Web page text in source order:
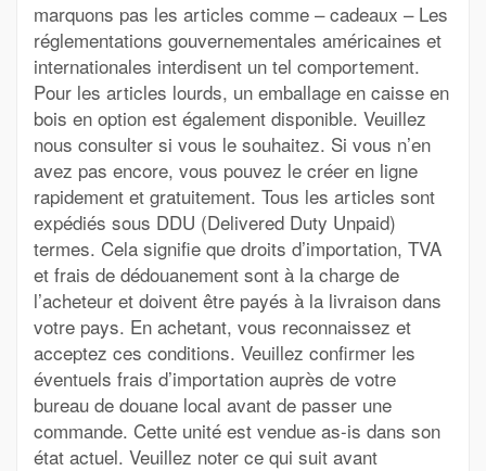
marquons pas les articles comme – cadeaux – Les
réglementations gouvernementales américaines et
internationales interdisent un tel comportement.
Pour les articles lourds, un emballage en caisse en
bois en option est également disponible. Veuillez
nous consulter si vous le souhaitez. Si vous n’en
avez pas encore, vous pouvez le créer en ligne
rapidement et gratuitement. Tous les articles sont
expédiés sous DDU (Delivered Duty Unpaid)
termes. Cela signifie que droits d’importation, TVA
et frais de dédouanement sont à la charge de
l’acheteur et doivent être payés à la livraison dans
votre pays. En achetant, vous reconnaissez et
acceptez ces conditions. Veuillez confirmer les
éventuels frais d’importation auprès de votre
bureau de douane local avant de passer une
commande. Cette unité est vendue as-is dans son
état actuel. Veuillez noter ce qui suit avant